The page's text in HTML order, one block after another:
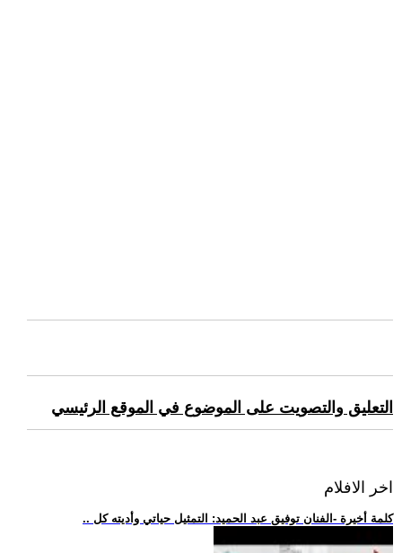
التعليق والتصويت على الموضوع في الموقع الرئيسي
اخر الافلام
.. كلمة أخيرة -الفنان توفيق عبد الحميد: التمثيل حياتي وأديته كل